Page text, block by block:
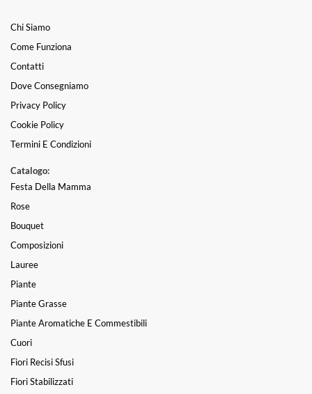
Chi Siamo
Come Funziona
Contatti
Dove Consegniamo
Privacy Policy
Cookie Policy
Termini E Condizioni
Catalogo:
Festa Della Mamma
Rose
Bouquet
Composizioni
Lauree
Piante
Piante Grasse
Piante Aromatiche E Commestibili
Cuori
Fiori Recisi Sfusi
Fiori Stabilizzati